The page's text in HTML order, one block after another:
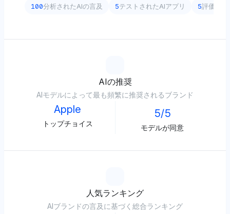
100分析されたAIの言及 5テストされたAIアプリ 5評価さ
AIの推奨
AIモデルによって最も頻繁に推奨されるブランド
Apple
トップチョイス
5/5
モデルが同意
人気ランキング
AIブランドの言及に基づく総合ランキング